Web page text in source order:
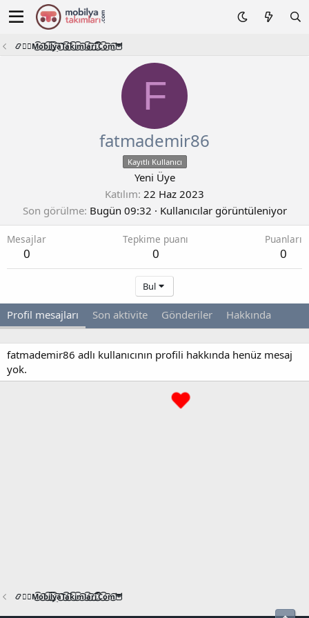
📿🧙‍♂️M͜͡o͜͡b͜͡i͜͡l͜͡y͜͡a͜͡T͜͡a͜͡k͜͡i͜͡m͜͡l͜͡a͜͡r͜͡i͜͡.͜͡C͜͡o͜͡m͜͡🦉
F
fatmademir86
Kayıtlı Kullanıcı
Yeni Üye
Katılım 22 Haz 2023
Son görülme Bugün 09:32 · Kullanıcılar görüntüleniyor
Mesajlar
0
Tepkime puanı
0
Puanları
0
Bul
Profil mesajları Son aktivite Gönderiler Hakkında
fatmademir86 adlı kullanıcının profili hakkında henüz mesaj
yok.
📿🧙‍♂️M͜͡o͜͡b͜͡i͜͡l͜͡y͜͡a͜͡T͜͡a͜͡k͜͡i͜͡m͜͡l͜͡a͜͡r͜͡i͜͡.͜͡C͜͡o͜͡m͜͡🦉